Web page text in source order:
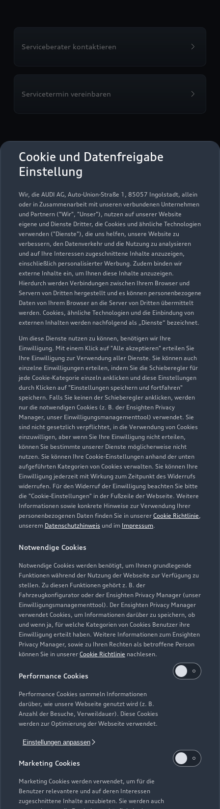
Cookie und Datenfreigabe
Einstellung
Wir, die AUDI AG, Auto-Union-Straße 1, 85057 Ingolstadt, allein
oder in Zusammenarbeit mit unseren verbundenen Unternehmen
und Partnern ("Wir", "Unser"), nutzen auf unserer Website
eigene und Dienste Dritter, die Cookies und ähnliche Technologien
verwenden ("Dienste"), die uns helfen, unsere Website zu
verbessern, den Datenverkehr und die Nutzung zu analysieren
und auf Ihre Interessen zugeschnittene Inhalte anzuzeigen,
einschließlich personalisierter Werbung. Zudem binden wir
externe Inhalte ein, um Ihnen diese Inhalte anzuzeigen.
Hierdurch werden Verbindungen zwischen Ihrem Browser und
Servern von Dritten hergestellt und es können personenbezogene
Daten von Ihrem Browser an die Server von Dritten übermittelt
werden. Cookies, ähnliche Technologien und die Einbindung von
externen Inhalten werden nachfolgend als „Dienste“ bezeichnet.
Um diese Dienste nutzen zu können, benötigen wir Ihre
Einwilligung. Mit einem Klick auf "Alle akzeptieren" erteilen Sie
Ihre Einwilligung zur Verwendung aller Dienste. Sie können auch
einzelne Einwilligungen erteilen, indem Sie die Schieberegler für
jede Cookie-Kategorie einzeln anklicken und diese Einstellungen
durch Klicken auf "Einstellungen speichern und fortfahren"
speichern. Falls Sie keinen der Schieberegler anklicken, werden
nur die notwendigen Cookies (z. B. der Ensighten Privacy
Manager, unser Einwilligungsmanagementtool) verwendet. Sie
sind nicht gesetzlich verpflichtet, in die Verwendung von Cookies
einzuwilligen, aber wenn Sie Ihre Einwilligung nicht erteilen,
können Sie bestimmte unserer Dienste möglicherweise nicht
nutzen. Sie können Ihre Cookie-Einstellungen anhand der unten
aufgeführten Kategorien von Cookies verwalten. Sie können Ihre
Einwilligung jederzeit mit Wirkung zum Zeitpunkt des Widerrufs
widerrufen. Für den Widerruf der Einwilligung beachten Sie bitte
die "Cookie-Einstellungen" in der Fußzeile der Webseite. Weitere
Informationen sowie konkrete Hinweise zur Verwendung Ihrer
personenbezogenen Daten finden Sie in unserer Cookie Richtlinie,
unserem Datenschutzhinweis und im Impressum.
Notwendige Cookies
Notwendige Cookies werden benötigt, um Ihnen grundlegende
Funktionen während der Nutzung der Webseite zur Verfügung zu
stellen. Zu diesen Funktionen gehört z. B. der
Fahrzeugkonfigurator oder der Ensighten Privacy Manager (unser
Einwilligungsmanagementtool). Der Ensighten Privacy Manager
verwendet Cookies, um Informationen darüber zu speichern, ob
und wenn ja, für welche Kategorien von Cookies Benutzer ihre
Einwilligung erteilt haben. Weitere Informationen zum Ensighten
Privacy Manager, sowie zu Ihren Rechten als betroffene Person
können Sie in unserer Cookie Richtlinie nachlesen.
Performance Cookies
Performance Cookies sammeln Informationen
darüber, wie unsere Webseite genutzt wird (z. B.
Anzahl der Besuche, Verweildauer). Diese Cookies
werden zur Optimierung der Webseite verwendet.
Einstellungen anpassen
Marketing Cookies
Marketing Cookies werden verwendet, um für die
Benutzer relevantere und auf deren Interessen
zugeschnittene Inhalte anzubieten. Sie werden auch
Serviceberater kontaktieren
Servicetermin vereinbaren
Röwe Automobile GmbH
Bützow Bützow
Nebelring 1
18246 Bützow
038461 4130
juergen.roewe@roewe-automobile.de
Kontaktdaten herunterladen
Öffnungszeiten
Service
Geschlossen,öffnet amFreitag 07:00
Teile- & Zubehörverkauf
Geschlossen,öffnet am Freitag 07:00
Zurück nach oben
Modelle
Elektromodelle
Plug-in-Hybride
Neuwagensuche
Gebrauchtwagensuche
Geschäftskunden
Service & Zubehör
Saisonale Angebote
Audi Services
Garantie
Audi digital services
myAudi
Support
Audi Code
Über Audi
Unternehmen
Karriere